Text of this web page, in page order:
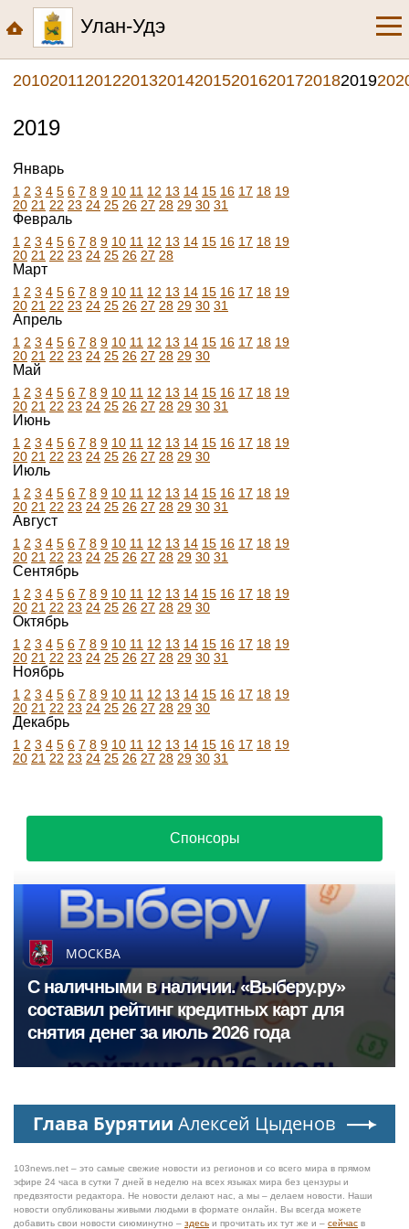
Улан-Удэ
2010201120122013201420152016201720182019
2019
Январь
1 2 3 4 5 6 7 8 9 10 11 12 13 14 15 16 17 18 19
20 21 22 23 24 25 26 27 28 29 30 31
Февраль
1 2 3 4 5 6 7 8 9 10 11 12 13 14 15 16 17 18 19
20 21 22 23 24 25 26 27 28
Март
1 2 3 4 5 6 7 8 9 10 11 12 13 14 15 16 17 18 19
20 21 22 23 24 25 26 27 28 29 30 31
Апрель
1 2 3 4 5 6 7 8 9 10 11 12 13 14 15 16 17 18 19
20 21 22 23 24 25 26 27 28 29 30
Май
1 2 3 4 5 6 7 8 9 10 11 12 13 14 15 16 17 18 19
20 21 22 23 24 25 26 27 28 29 30 31
Июнь
1 2 3 4 5 6 7 8 9 10 11 12 13 14 15 16 17 18 19
20 21 22 23 24 25 26 27 28 29 30
Июль
1 2 3 4 5 6 7 8 9 10 11 12 13 14 15 16 17 18 19
20 21 22 23 24 25 26 27 28 29 30 31
Август
1 2 3 4 5 6 7 8 9 10 11 12 13 14 15 16 17 18 19
20 21 22 23 24 25 26 27 28 29 30 31
Сентябрь
1 2 3 4 5 6 7 8 9 10 11 12 13 14 15 16 17 18 19
20 21 22 23 24 25 26 27 28 29 30
Октябрь
1 2 3 4 5 6 7 8 9 10 11 12 13 14 15 16 17 18 19
20 21 22 23 24 25 26 27 28 29 30 31
Ноябрь
1 2 3 4 5 6 7 8 9 10 11 12 13 14 15 16 17 18 19
20 21 22 23 24 25 26 27 28 29 30
Декабрь
1 2 3 4 5 6 7 8 9 10 11 12 13 14 15 16 17 18 19
20 21 22 23 24 25 26 27 28 29 30 31
Спонсоры
МОСКВА
С наличными в наличии. «Выберу.ру»
составил рейтинг кредитных карт для
снятия денег за июль 2026 года
Глава Бурятии Алексей Цыденов
103news.net – это самые свежие новости из регионов и со всего мира в прямом
эфире 24 часа в сутки 7 дней в неделю на всех языках мира без цензуры и
предвзятости редактора. Не новости делают нас, а мы – делаем новости. Наши
новости опубликованы живыми людьми в формате онлайн. Вы всегда можете
добавить свои новости сиюминутно – здесь и прочитать их тут же и – сейчас в